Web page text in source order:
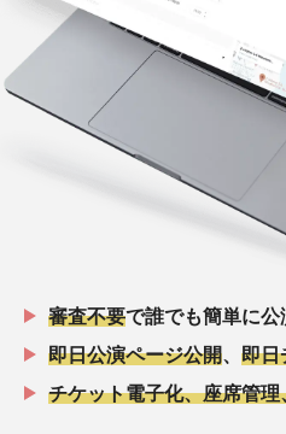
審査不要で誰でも簡単に公
即日公演ページ公開、 即日
チケット電子化、座席管